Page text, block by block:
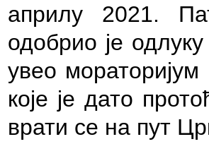
априлу 2021.
одобрио је
увео
које је дато
врати се на пут Ц